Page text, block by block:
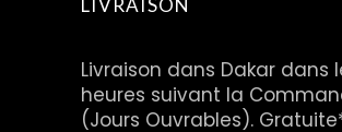
LIVRAISON
Livraison dans Dakar dans
heures suivant la
(Jours Ouvrables).